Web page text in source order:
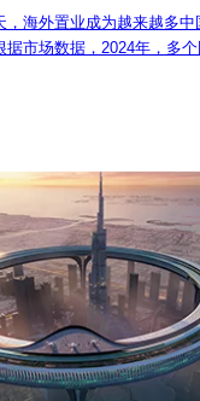
，海外置业成为越来越多中
据市场数据，2024年，多